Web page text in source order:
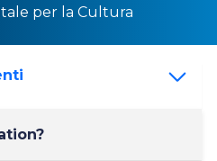
per la Cultura